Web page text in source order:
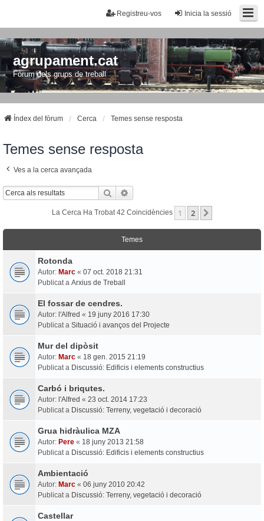
Inicia la sessió
Registreu-vos
agrupament.cat
Fòrum dels grups de treball
Índex del fòrum Cerca Temes sense resposta
Temes sense resposta
Ves a la cerca avançada
Cerca
La Cerca Ha Trobat 42 Coincidències 1 2
Temes
Rotonda
Autor: Marc « 07 oct. 2018 21:31
Publicat a Arxius de Treball
El fossar de cendres.
Autor: l'Alfred « 19 juny 2016 17:30
Publicat a Situació i avanços del Projecte
Mur del dipòsit
Autor: Marc « 18 gen. 2015 21:19
Publicat a Discussió: Edificis i elements constructius
Carbó i briqutes.
Autor: l'Alfred « 23 oct. 2014 17:23
Publicat a Discussió: Terreny, vegetació i decoració
Grua hidràulica MZA
Autor: Pere « 18 juny 2013 21:58
Publicat a Discussió: Edificis i elements constructius
Ambientació
Autor: Marc « 06 juny 2010 20:42
Publicat a Discussió: Terreny, vegetació i decoració
Castellar